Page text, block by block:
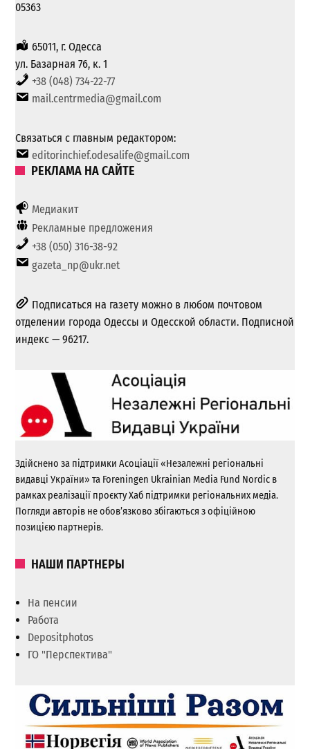
05363
65011, г. Одесса
ул. Базарная 76, к. 1
+38 (048) 734-22-77
mail.centrmedia@gmail.com
Связаться с главным редактором:
editorinchief.odesalife@gmail.com
РЕКЛАМА НА САЙТЕ
Медиакит
Рекламные предложения
+38 (050) 316-38-92
gazeta_np@ukr.net
Подписаться на газету можно в любом почтовом
отделении города Одессы и Одесской области. Подписной
индекс — 96217.
Здійснено за підтримки Асоціації «Незалежні регіональні
видавці України» та Foreningen Ukrainian Media Fund Nordic в
рамках реалізації проєкту Хаб підтримки регіональних медіа.
Погляди авторів не обов’язково збігаються з офіційною
позицією партнерів.
НАШИ ПАРТНЕРЫ
На пенсии
Работа
Depositphotos
ГО "Перспектива"